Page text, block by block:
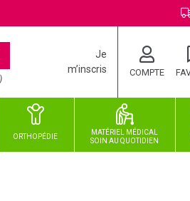
Je
m’inscris
COMPTE
ORTHOPÉDIE
MATÉRIEL MÉDICAL
SOINAUQUOTIDIEN